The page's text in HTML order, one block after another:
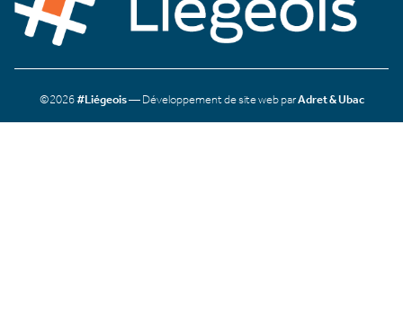
©2026#Liégeois— Développement de site web parAdret & Ubac